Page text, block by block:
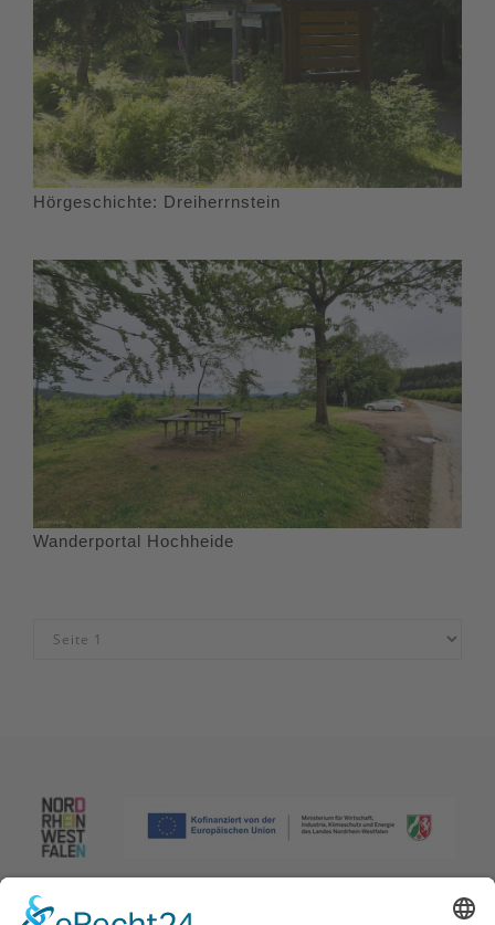
Hörgeschichte: Dreiherrnstein
Wanderportal Hochheide